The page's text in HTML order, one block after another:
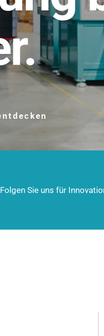
Das innovative
robust, IP-geschützt
Jetzt
Folgen Sie uns für